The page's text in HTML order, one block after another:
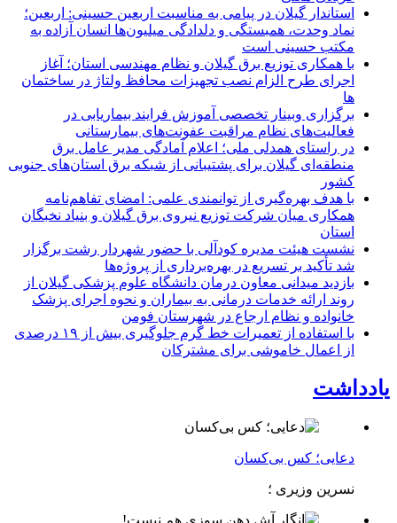
استاندار گیلان در پیامی به مناسبت اربعین حسینی: اربعین؛
نماد وحدت، همبستگی و دلدادگی میلیون‌ها انسان آزاده به
مکتب حسینی است
با همکاری توزیع برق گیلان و نظام مهندسی استان؛ آغاز
اجرای طرح الزام نصب تجهیزات محافظ ولتاژ در ساختمان
ها
برگزاری وبینار تخصصی آموزش فرایند بیماریابی در
فعالیت‌های نظام مراقبت عفونت‌های بیمارستانی
در راستای همدلی ملی؛ اعلام آمادگی مدیر عامل برق
منطقه‌ای گیلان برای پشتیبانی از شبكه برق استان‌های جنوبی
كشور
با هدف بهره‌گیری از توانمندی علمی: امضای تفاهم‌نامه
همكاری میان شركت توزیع نیروی برق گیلان و بنیاد نخبگان
استان
نشست هیئت مدیره کودآلی با حضور شهردار رشت برگزار
شد تأکید بر تسریع در بهره‌برداری از پروژه‌ها
بازدید میدانی معاون درمان دانشگاه علوم پزشکی گیلان از
روند ارائه خدمات درمانی به بیماران و نحوه اجرای پزشک
خانواده و نظام ارجاع در شهرستان فومن
با استفاده از تعمیرات خط گرم جلوگیری بیش از ۱۹ درصدی
از اعمال خاموشی برای مشتركان
یادداشت
دعایی؛ کس بی‌کسان
نسرین وزیری ؛